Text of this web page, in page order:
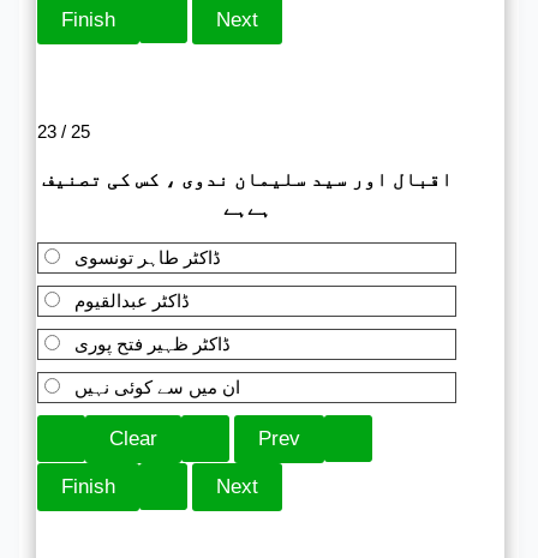
23 / 25
اقبال اور سید سلیمان ندوی ، کس کی تصنیف
ہےہے
ڈاکٹر طاہر تونسوی
ڈاکٹر عبدالقیوم
ڈاکٹر ظہیر فتح پوری
ان میں سے کوئی نہیں